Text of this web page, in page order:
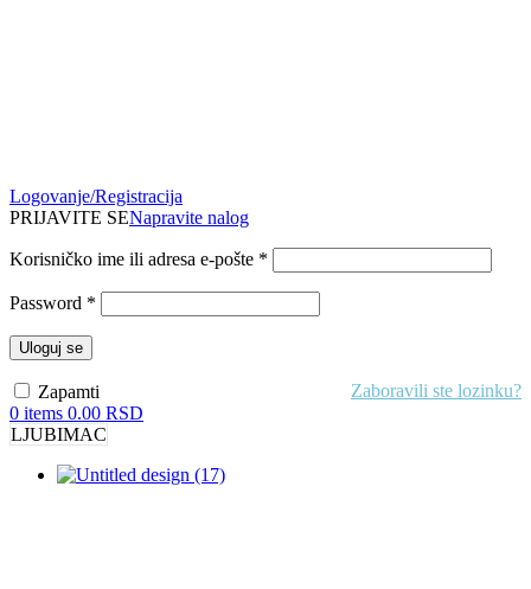
Logovanje/Registracija
PRIJAVITE SENapravite nalog
Korisničko ime ili adresa e-pošte *
Password *
Uloguj se
Zaboravili ste lozinku?
Zapamti
0 items 0.00 RSD
LJUBIMAC